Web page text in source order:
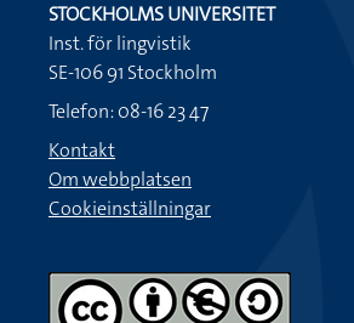
STOCKHOLMS UNIVERSITET
Inst. för lingvistik
SE-106 91 Stockholm
Telefon: 08-16 23 47
Kontakt
Om webbplatsen
Cookieinställningar